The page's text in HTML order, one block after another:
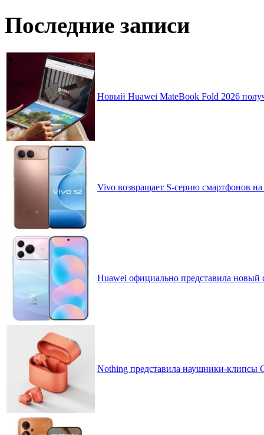
Последние записи
Новый Huawei MateBook Fold 2026
Vivo возвращает S-серию смартфонов
Huawei официально представила
Nothing представила наушники-клипсы